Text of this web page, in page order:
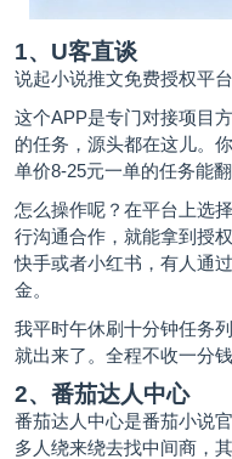
1、U客直谈
说起小说推文免费授权平
这个APP是专门对接项目
的任务，源头都在这儿。
单价8-25元一单的任务能翻
怎么操作呢？在平台上选
行沟通合作，就能拿到授
快手或者小红书，有人通
金。
我平时午休刷十分钟任务
就出来了。全程不收一分
2、番茄达人中心
番茄达人中心是番茄小说
多人绕来绕去找中间商，